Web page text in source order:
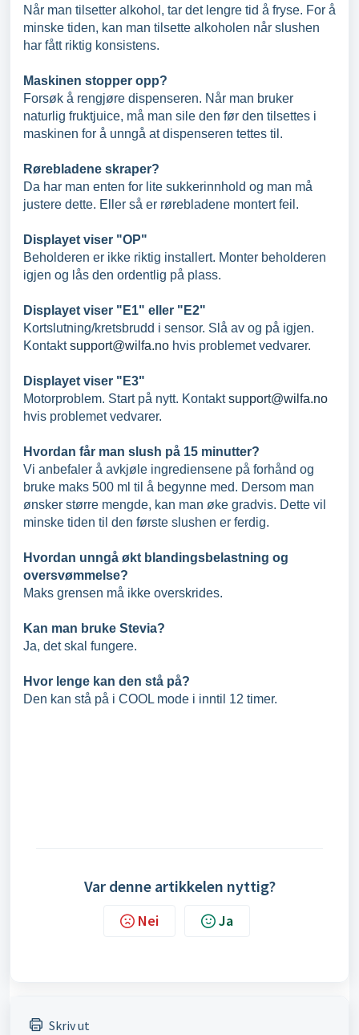
Når man tilsetter alkohol, tar det lengre tid å fryse. For å
minske tiden, kan man tilsette alkoholen når slushen
har fått riktig konsistens.
Maskinen stopper opp?
Forsøk å rengjøre dispenseren. Når man bruker
naturlig fruktjuice, må man sile den før den tilsettes i
maskinen for å unngå at dispenseren tettes til.
Rørebladene skraper?
Da har man enten for lite sukkerinnhold og man må
justere dette. Eller så er rørebladene montert feil.
Displayet viser "OP"
Beholderen er ikke riktig installert. Monter beholderen
igjen og lås den ordentlig på plass.
Displayet viser "E1" eller "E2"
Kortslutning/kretsbrudd i sensor. Slå av og på igjen.
Kontaktsupport@wilfa.no hvis problemet vedvarer.
Displayet viser "E3"
Motorproblem. Start på nytt. Kontaktsupport@wilfa.no
hvis problemet vedvarer.
Hvordan får man slush på 15 minutter?
Vi anbefaler å avkjøle ingrediensene på forhånd og
bruke maks 500 ml til å begynne med. Dersom man
ønsker større mengde, kan man øke gradvis. Dette vil
minske tiden til den første slushen er ferdig.
Hvordan unngå økt blandingsbelastning og
oversvømmelse?
Maks grensen må ikke overskrides.
Kan man bruke Stevia?
Ja, det skal fungere.
Hvor lenge kan den stå på?
Den kan stå på i COOL mode i inntil 12 timer.
Var denne artikkelen nyttig?
Nei Ja
Skriv ut